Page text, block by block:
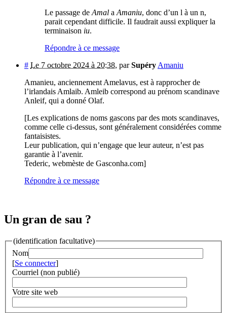
Le passage de Amal a Amaniu, donc d’un l à un n,
parait cependant difficile. Il faudrait aussi expliquer la
terminaison iu.
Répondre à ce message
# Le 7 octobre 2024 à 20:38, parSupéry Amaniu
Amanieu, anciennement Amelavus, est à rapprocher de
l’irlandais Amlaib. Amleib correspond au prénom scandinave
Anleif, qui a donné Olaf.
[Les explications de noms gascons par des mots scandinaves,
comme celle ci-dessus, sont généralement considérées comme
fantaisistes.
Leur publication, qui n’engage que leur auteur, n’est pas
garantie à l’avenir.
Tederic, webmèste de Gasconha.com]
Répondre à ce message
Un gran de sau ?
(identification facultative)
Nom
[Se connecter]
Courriel (non publié)
Votre site web